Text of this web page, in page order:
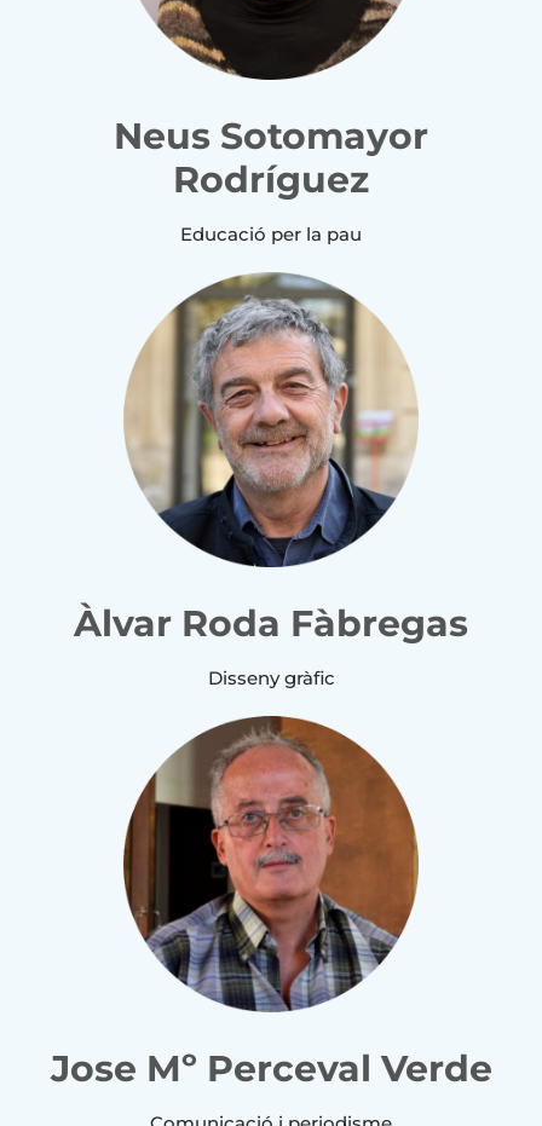
Neus Sotomayor
Rodríguez
Educació per la pau
Àlvar Roda Fàbregas
Disseny gràfic
Jose Mº Perceval Verde